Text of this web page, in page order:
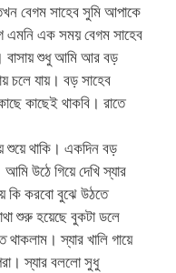
বেগম সাহেব সুমি আপাকে
এমনি এক সময় বেগম সাহেব
বাসায় শুধু আমি আর বড়
চলে যায়। বড় সাহেব
কাছেই থাকবি। রাতে
শুয়ে থাকি। একদিন বড়
উঠে গিয়ে দেখি স্যার
কি করবো বুঝে উঠতে
শুরু হয়েছে বুকটা ডলে
থাকলাম। স্যার খালি গায়ে
স্যার বললো সুধু